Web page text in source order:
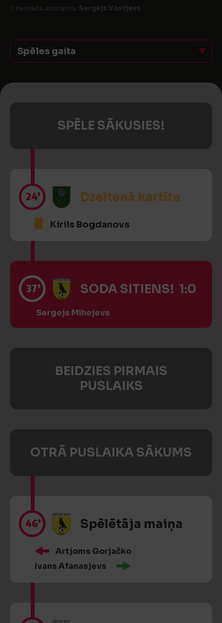
2 tiesneša asistents: Sergejs Vasiļjevs
Spēles gaita
SPĒLE SĀKUSIES!
24’ Dzeltenā kartīte
Kirils Bogdanovs
37’ SODA SITIENS! 1:0
Sergejs Mihejevs
BEIDZIES PIRMAIS
PUSLAIKS
OTRĀ PUSLAIKA SĀKUMS
46’ Spēlētāja maiņa
Artjoms Gorjačko
Ivans Afanasjevs